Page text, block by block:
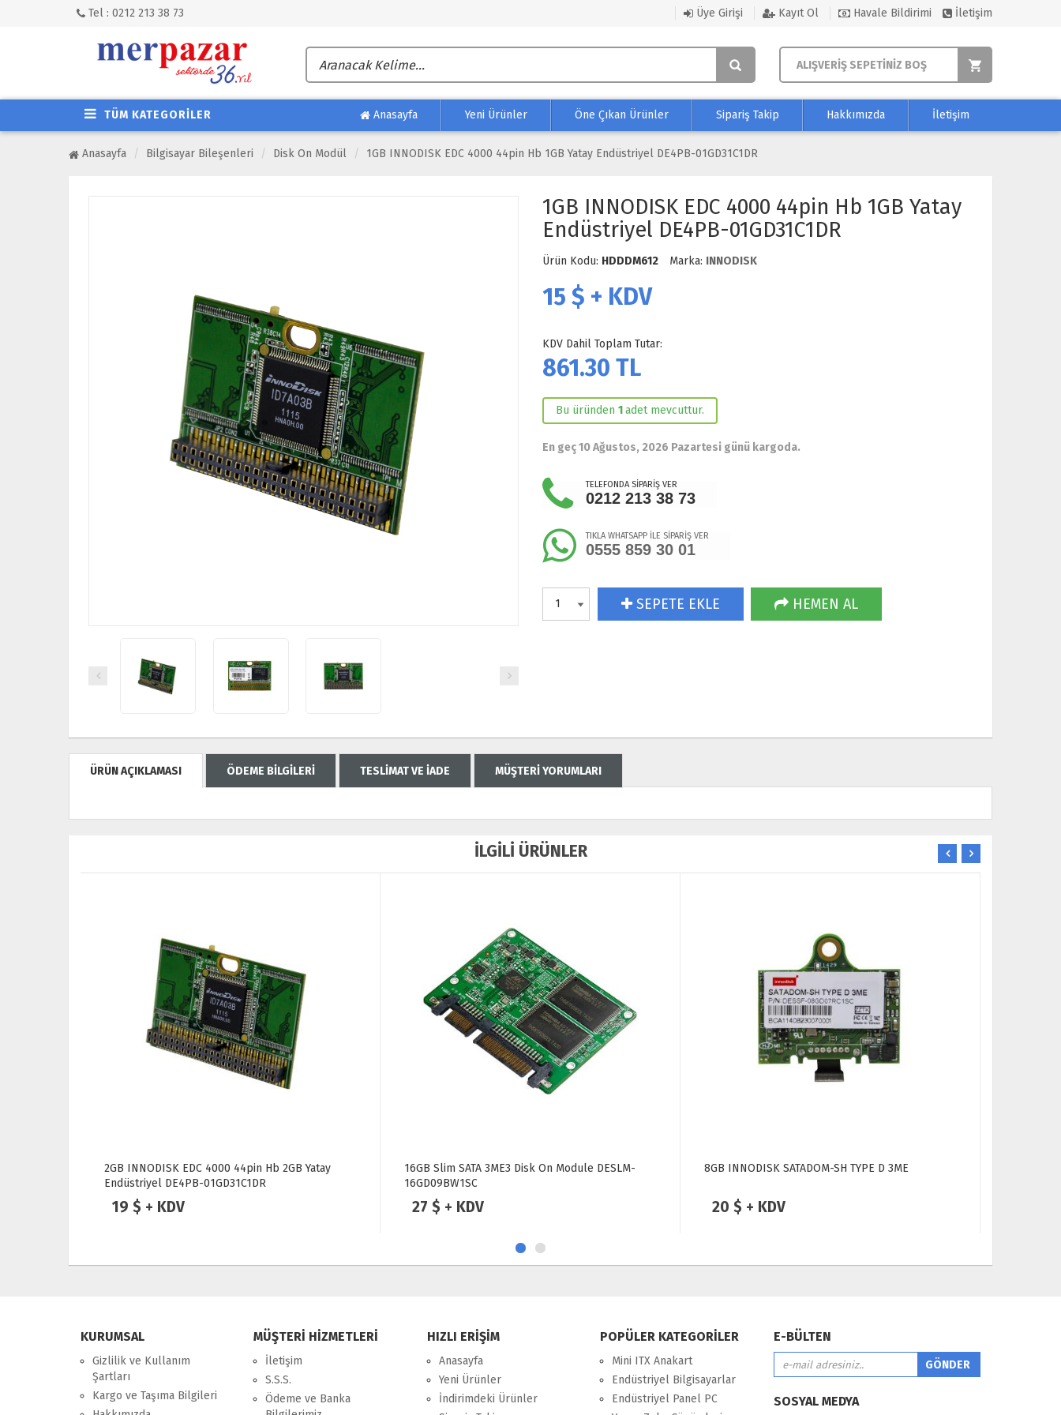
Tel : 0212 213 38 73 Üye Girişi Kayıt Ol Havale Bildirimi İletişim
ALIŞVERİŞ SEPETİNİZ BOŞ
TÜM KATEGORİLER Anasayfa Yeni Ürünler Öne Çıkan Ürünler Sipariş Takip Hakkımızda İletişim
Anasayfa Bilgisayar Bileşenleri Disk On Modül 1GB INNODISK EDC 4000 44pin Hb 1GB Yatay Endüstriyel DE4PB-01GD31C1DR
1GB INNODISK EDC 4000 44pin Hb 1GB Yatay
Endüstriyel DE4PB-01GD31C1DR
Ürün Kodu: HDDDM612 Marka: INNODISK
15 $ + KDV
KDV Dahil Toplam Tutar:
861.30 TL
Bu üründen 1adet mevcuttur.
En geç 10 Ağustos, 2026 Pazartesi günü kargoda.
TELEFONDA SİPARİŞ VER
0212 213 38 73
TIKLA WHATSAPP İLE SİPARİŞ VER
0555 859 30 01
SEPETE EKLE HEMEN AL
ÜRÜN AÇIKLAMASI ÖDEME BİLGİLERİ TESLİMAT VE İADE MÜŞTERİ YORUMLARI
İLGİLİ ÜRÜNLER
2GB INNODISK EDC 4000 44pin Hb 2GB Yatay
Endüstriyel DE4PB-01GD31C1DR
19 $ + KDV
16GB Slim SATA 3ME3 Disk On Module DESLM-
16GD09BW1SC
27 $ + KDV
8GB INNODISK SATADOM-SH TYPE D 3ME
20 $ + KDV
KURUMSAL
Gizlilik ve Kullanım
Şartları
Kargo ve Taşıma Bilgileri
MÜŞTERİ HİZMETLERİ
İletişim
S.S.S.
Ödeme ve Banka
HIZLI ERİŞİM
Anasayfa
Yeni Ürünler
İndirimdeki Ürünler
POPÜLER KATEGORİLER
Mini ITX Anakart
Endüstriyel Bilgisayarlar
Endüstriyel Panel PC
E-BÜLTEN
SOSYAL MEDYA